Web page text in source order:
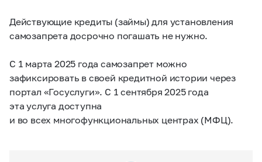
Действующие кредиты (займы) для установления
самозапрета досрочно погашать не нужно.
С 1 марта 2025 года самозапрет можно
зафиксировать в своей кредитной истории через
портал «Госуслуги». С 1 сентября 2025 года
эта услуга доступна
и во всех многофункциональных центрах (МФЦ).